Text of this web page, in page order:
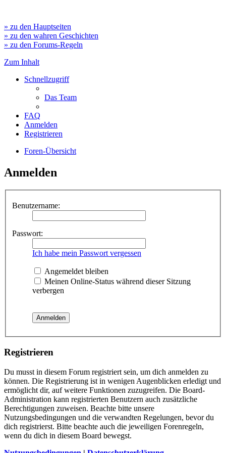
» zu den Hauptseiten
» zu den wahren Geschichten
» zu den Forums-Regeln
Zum Inhalt
Schnellzugriff
Das Team
FAQ
Anmelden
Registrieren
Foren-Übersicht
Anmelden
Benutzername:
Passwort:
Ich habe mein Passwort vergessen
Angemeldet bleiben
Meinen Online-Status während dieser Sitzung
verbergen
Registrieren
Du musst in diesem Forum registriert sein, um dich anmelden zu
können. Die Registrierung ist in wenigen Augenblicken erledigt und
ermöglicht dir, auf weitere Funktionen zuzugreifen. Die Board-
Administration kann registrierten Benutzern auch zusätzliche
Berechtigungen zuweisen. Beachte bitte unsere
Nutzungsbedingungen und die verwandten Regelungen, bevor du
dich registrierst. Bitte beachte auch die jeweiligen Forenregeln,
wenn du dich in diesem Board bewegst.